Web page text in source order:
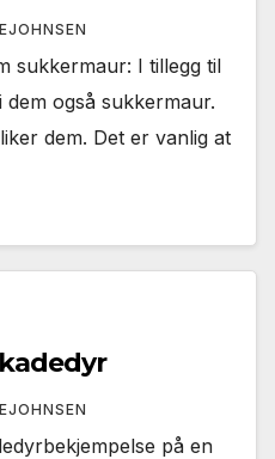
sukkermaur: I tillegg til
også sukkermaur.
dem. Det er vanlig at
på en